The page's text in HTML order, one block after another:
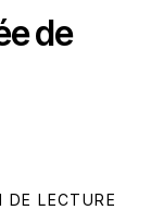
de
DE LECTURE